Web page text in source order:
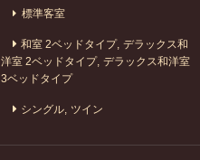
標準客室
和室 2ベッドタイプ デラックス和
洋室 2ベッドタイプ デラックス和洋室
3ベッドタイプ
シングル ツイン